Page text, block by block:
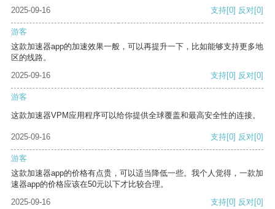
2025-09-16 支持[0] 反对[0]
游客
这款加速器app的加速效果一般，可以再提升一下，比如能够支持更多地
区的线路。
2025-09-16
支持[0] 反对[0]
游客
这款加速器VPM应用程序可以给你提供全球覆盖和最高安全性的连接。
2025-09-16 支持[0] 反对[0]
游客
这款加速器app的价格有点贵，可以适当降低一些。我个人觉得，一款加
速器app的价格应该在50元以下才比较合理。
2025-09-16
支持[0] 反对[0]